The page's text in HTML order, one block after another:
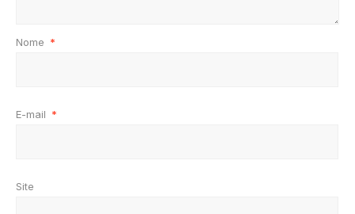
Nome *
E-mail *
Site